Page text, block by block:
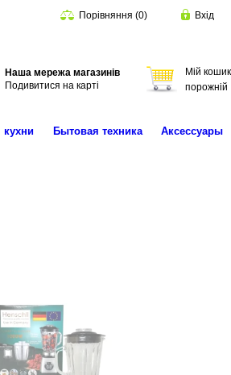
Порівняння (0) Вхід
Наша мережа магазинів
Подивитися на карті
Мій кошик
порожній
кухни Бытовая техника Аксессуары